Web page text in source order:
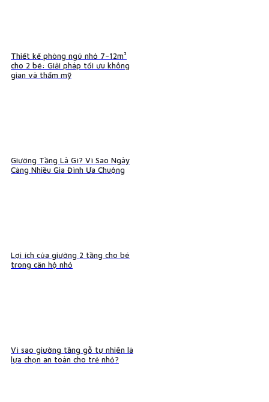
Thiết kế phòng ngủ nhỏ 7–12m²
cho 2 bé: Giải pháp tối ưu không
gian và thẩm mỹ
Giường Tầng Là Gì? Vì Sao Ngày
Càng Nhiều Gia Đình Ưa Chuộng
Lợi ích của giường 2 tầng cho bé
trong căn hộ nhỏ
Vì sao giường tầng gỗ tự nhiên là
lựa chọn an toàn cho trẻ nhỏ?